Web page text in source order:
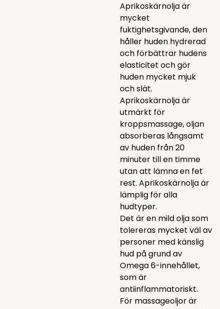
Aprikoskärnolja är
mycket
fuktighetsgivande, den
håller huden hydrerad
och förbättrar hudens
elasticitet och gör
huden mycket mjuk
och slät.
Aprikoskärnolja är
utmärkt för
kroppsmassage, oljan
absorberas långsamt
av huden från 20
minuter till en timme
utan att lämna en fet
rest. Aprikoskärnolja är
lämplig för alla
hudtyper.
Det är en mild olja som
tolereras mycket väl av
personer med känslig
hud på grund av
Omega 6-innehållet,
som är
antiinflammatoriskt.
För massageoljor är